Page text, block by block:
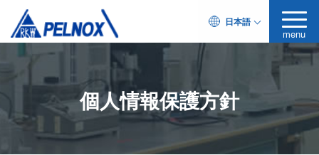
日本語
menu
個人情報保護方針